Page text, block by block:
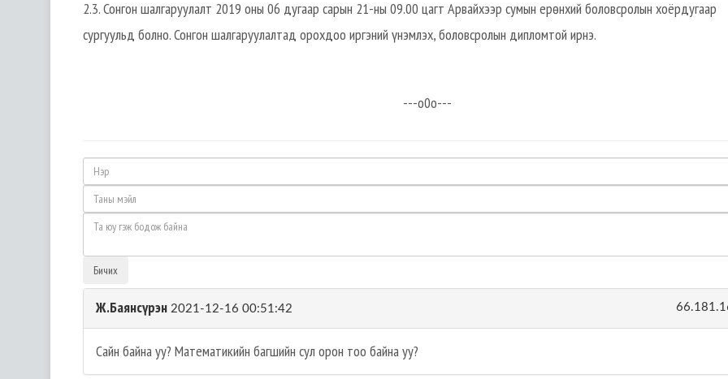
2.3. Сонгон шалгаруулалт 2019 оны 06 дугаар сарын 21-ны 09.00 цагт Арвайхээр сумын ерөнхий боловсролын хоёрдугаар
сургуульд болно. Сонгон шалгаруулалтад орохдоо иргэний үнэмлэх, боловсролын дипломтой ирнэ.
---о0о---
Бичих
Ж.Баянсүрэн 2021-12-16 00:51:42
Сайн байна уу? Математикийн багшийн сул орон тоо байна уу?